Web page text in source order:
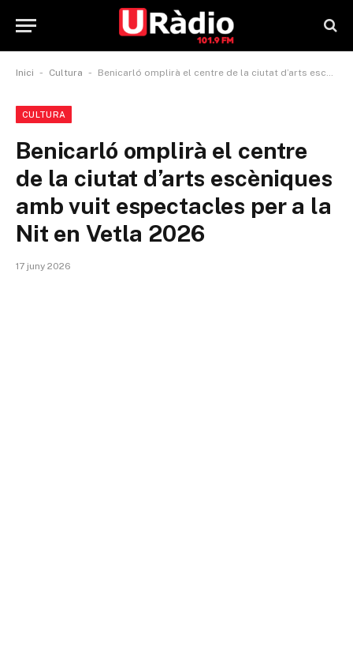
Inici - Cultura - Benicarló omplirà el centre de la ciutat d’arts escèniques amb vuit espectacles per a la Nit en Vetla 2026
CULTURA
Benicarló omplirà el centre
de la ciutat d’arts escèniques
amb vuit espectacles per a la
Nit en Vetla 2026
17 juny 2026